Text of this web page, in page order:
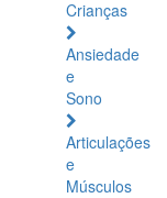
Crianças
Ansiedade
e
Sono
Articulações
e
Músculos